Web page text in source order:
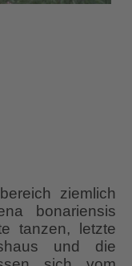
ziemlich
bonariensis
tanzen, letzte
und die